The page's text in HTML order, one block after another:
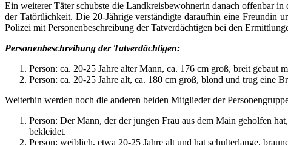
Ein weiterer Täter schubste die Landkreisbewohnerin danach offenbar
der Tatörtlichkeit. Die 20-Jährige verständigte daraufhin eine Freundin
Polizei mit Personenbeschreibung der Tatverdächtigen bei den
Personenbeschreibung der Tatverdächtigen:
Person: ca. 20-25 Jahre alter Mann, ca. 176 cm groß, breit
Person: ca. 20-25 Jahre alt, ca. 180 cm groß, blond und trug eine
Weiterhin werden noch die anderen beiden Mitglieder der
Person: Der Mann, der der jungen Frau aus dem Main geholfen
bekleidet.
Person: weiblich, etwa 20-25 Jahre alt und hat schulterlange,